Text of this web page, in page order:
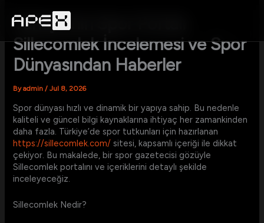
contentTürkiye’nin Spor Portalı
Sillecomlek İncelemesi ve Spor
Dünyasından Haberler
Byadmin/Jul 8, 2026
Spor dünyası hızlı ve dinamik bir yapıya sahip. Bu nedenle
kaliteli ve güncel bilgi kaynaklarına ihtiyaç her zamankinden
daha fazla. Türkiye’de spor tutkunları için hazırlanan
https://sillecomlek.com/ sitesi, kapsamlı içeriği ile dikkat
çekiyor. Bu makalede, bir spor gazetecisi gözüyle
Sillecomlek portalını ve içeriklerini detaylı şekilde
inceleyeceğiz.
Sillecomlek Nedir?